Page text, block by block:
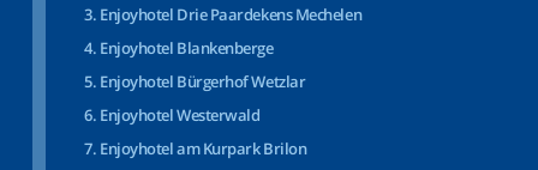
Enjoyhotel Drie Paardekens Mechelen
Enjoyhotel Blankenberge
Enjoyhotel Bürgerhof Wetzlar
Enjoyhotel Westerwald
Enjoyhotel am Kurpark Brilon